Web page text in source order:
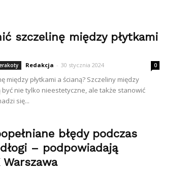
szczelinę między płytkami
Redakcja - 30 stycznia 2024 0
między płytkami a ścianą? Szczeliny między
być nie tylko nieestetyczne, ale także stanowić
się...
błędy podczas
– podpowiadają
Warszawa